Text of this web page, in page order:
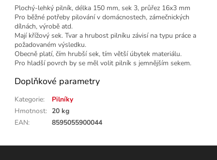
Plochý-lehký pilník, délka 150 mm, sek 3, průřez 16x3 mm
Pro běžné potřeby pilování v domácnostech, zámečnických
dílnách, výrobě atd.
Mají křížový sek. Tvar a hrubost pilníku závisí na typu práce a
požadovaném výsledku.
Obecně platí, čím hrubší sek, tím větší úbytek materiálu.
Pro hladší povrch by se měl volit pilník s jemnějším sekem.
Doplňkové parametry
Kategorie:
Pilníky
Hmotnost: 20 kg
EAN: 8595055900044